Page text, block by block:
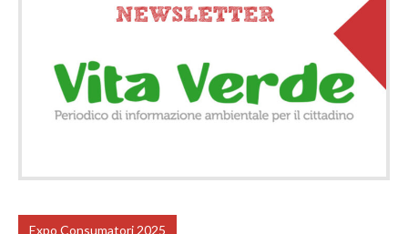
Expo Consumatori 2025